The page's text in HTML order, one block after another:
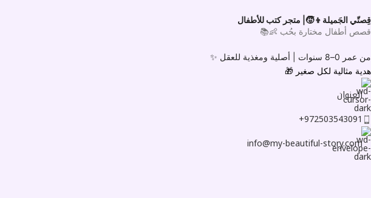
قِصتّي الجَميلة👦🧒| متجر كتب للأطفال
قصص أطفال مختارة بحُب 👶📚
من عمر 0–8 سنوات |
أصلية ومغذية للعقل ✨
هدية مثالية لكل صغير 🎁
العنوان
972503543091+
info@my-beautiful-story.com